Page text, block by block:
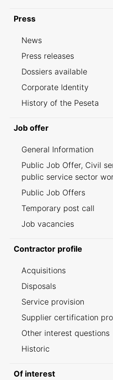
Press
News
Press releases
Dossiers available
Corporate Identity
History of the Peseta
Job offer
General Information
Public Job Offer, Civil
public service sector
Public Job Offers
Temporary post call
Job vacancies
Contractor profile
Acquisitions
Disposals
Service provision
Supplier certification
Other interest questions
Historic
Of interest